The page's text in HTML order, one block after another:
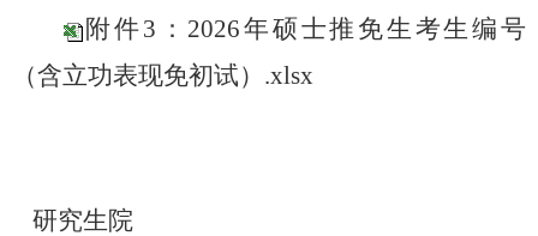
附件3：2026年硕士推免生考生编号
（含立功表现免初试）.xlsx
研究生院